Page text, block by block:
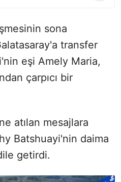
sona
transfer
eşi Amely Maria,
çarpıcı bir
atılan mesajlara
Batshuayi'nin daima
getirdi.